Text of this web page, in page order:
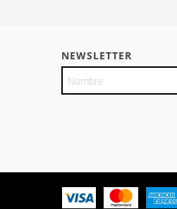
NEWSLETTER